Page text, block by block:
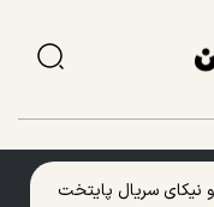
نیکای سریال پایتخت